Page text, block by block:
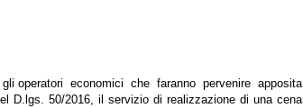
operatori economici che faranno pervenire apposita
D.lgs. 50/2016, il servizio di realizzazione di una cena